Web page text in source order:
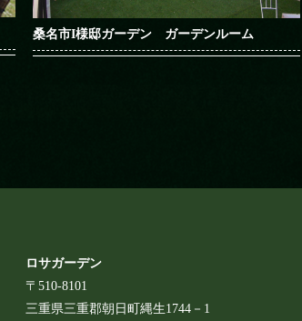
桑名市I様邸ガーデン ガーデンルーム
ロサガーデン
〒510-8101
三重県三重郡朝日町縄生1744－1